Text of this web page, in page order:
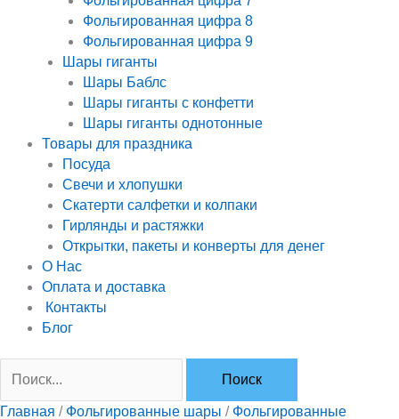
Фольгированная цифра 8
Фольгированная цифра 9
Шары гиганты
Шары Баблс
Шары гиганты с конфетти
Шары гиганты однотонные
Товары для праздника
Посуда
Свечи и хлопушки
Скатерти салфетки и колпаки
Гирлянды и растяжки
Открытки, пакеты и конверты для денег
О Нас
Оплата и доставка
Контакты
Блог
Главная / Фольгированные шары / Фольгированные